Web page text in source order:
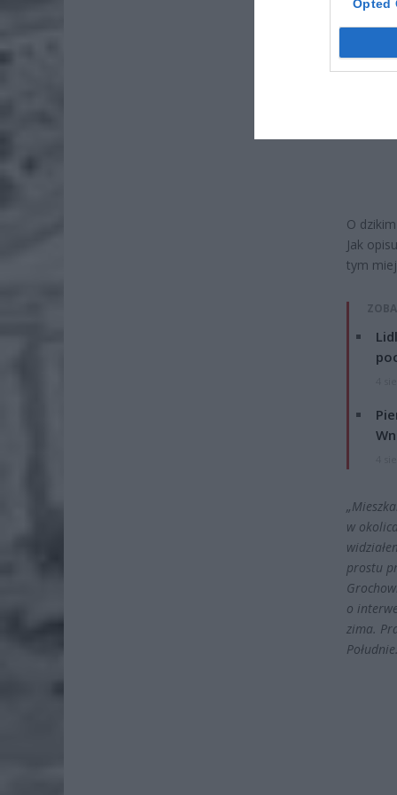
Opted
O
Jak
tym
w
prostu
o
zima.